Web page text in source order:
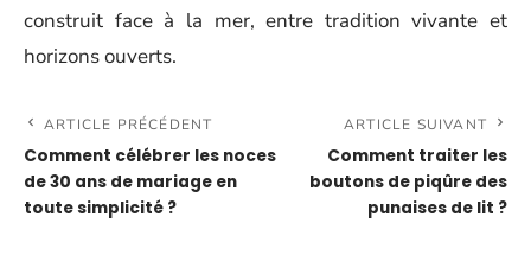
construit face à la mer, entre tradition vivante et
horizons ouverts.
ARTICLE PRÉCÉDENT
Comment célébrer les noces
de 30 ans de mariage en
toute simplicité ?
ARTICLE SUIVANT
Comment traiter les
boutons de piqûre des
punaises de lit ?